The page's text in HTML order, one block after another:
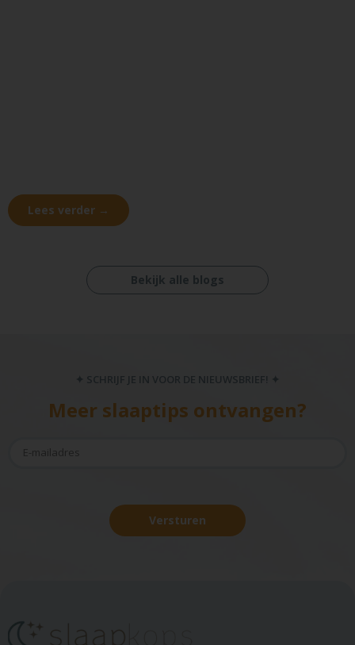
Lees verder →
Bekijk alle blogs
✦ SCHRIJF JE IN VOOR DE NIEUWSBRIEF! ✦
Meer slaaptips ontvangen?
Versturen